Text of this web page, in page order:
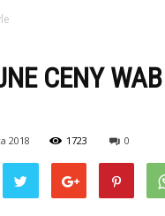
CENY
2018 1723 0